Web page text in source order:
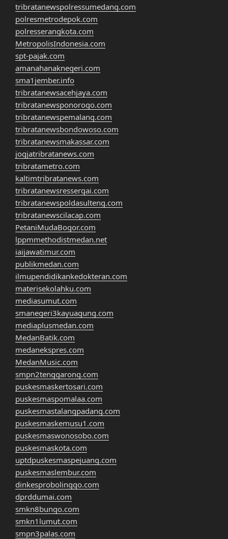
tribratanewspolressumedang.com
polresmetrodepok.com
polresserangkota.com
MetropolisIndonesia.com
spt-pajak.com
amanahanaknegeri.com
sma1jember.info
tribratanewsacehjaya.com
tribratanewsponorogo.com
tribratanewspemalang.com
tribratanewsbondowoso.com
tribratanewsmakassar.com
jogjatribratanews.com
tribratametro.com
kaltimtribratanews.com
tribratanewsressergai.com
tribratanewspoldasulteng.com
tribratanewscilacap.com
PetaniMudaBogor.com
lppmmethodistmedan.net
iaijawatimur.com
publikmedan.com
ilmupendidikankedokteran.com
materisekolahku.com
mediasumut.com
smanegeri3kayuagung.com
mediaplusmedan.com
MedanBatik.com
medanekspres.com
MedanMusic.com
smpn2tenggarong.com
puskesmaskertosari.com
puskesmaspomalaa.com
puskesmastalangpadang.com
puskesmaskemusu1.com
puskesmaswonosobo.com
puskesmaskota.com
uptdpuskesmaspejuang.com
puskesmaslembur.com
dinkesprobolinggo.com
dprddumai.com
smkn8bungo.com
smkn1lumut.com
smpn3palas.com